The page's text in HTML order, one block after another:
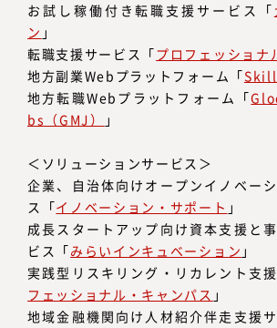
お試し稼働付き転職支援サービス「
ン 」
転職支援サービス「プロフェッショナ
地方副業Webプラットフォーム「
地方転職Webプラットフォーム「
bs（GMJ）
」
＜ソリューションサービス＞
企業、自治体向けオープンイノベー
ス「イノベーション・サポート 」
成長スタートアップ向け資本支援と
ビス「みらいインキュベーション 」
実践型リスキリング・リカレント支
フェッショナル・キャンパス 」
地域金融機関向け人材紹介伴走支援